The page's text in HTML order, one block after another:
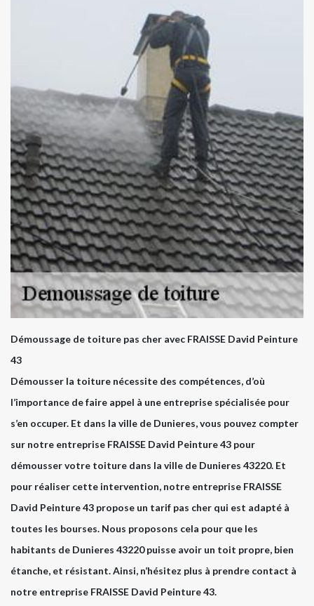
Démoussage de toiture pas cher avec FRAISSE David Peinture
43
Démousser la toiture nécessite des compétences, d’où
l’importance de faire appel à une entreprise spécialisée pour
s’en occuper. Et dans la ville de Dunieres, vous pouvez compter
sur notre entreprise FRAISSE David Peinture 43 pour
démousser votre toiture dans la ville de Dunieres 43220. Et
pour réaliser cette intervention, notre entreprise FRAISSE
David Peinture 43 propose un tarif pas cher qui est adapté à
toutes les bourses. Nous proposons cela pour que les
habitants de Dunieres 43220 puisse avoir un toit propre, bien
étanche, et résistant. Ainsi, n’hésitez plus à prendre contact à
notre entreprise FRAISSE David Peinture 43.